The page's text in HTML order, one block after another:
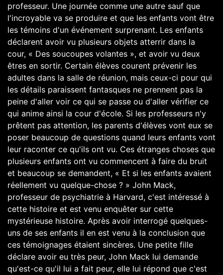
professeur. Une journée comme une autre sauf que
l'incroyable va se produire et que les enfants vont être
les témoins d'un événement surprenant. Les enfants
déclarent avoir vu plusieurs objets atterrir dans la
cour, « Des soucoupes volantes », et avoir vu deux
êtres en sortir. Certain élèves courent prévenir les
adultes dans la salle de réunion, mais ceux-ci pour qui
les détails paraissent fantasques ne prennent pas la
peine d'aller voir ce qui se passe ou d'aller vérifier ce
qui anime ainsi la cour d'école. Si les professeurs n'y
prêtent pas attention, les parents d'élèves vont eux se
poser beaucoup de questions quand leurs enfants vont
leur raconter ce qu'ils ont vu. Ces étranges choses que
plusieurs enfants ont vu commencent à faire du bruit
et beaucoup se demandent, « Et si les enfants avaient
réellement vu quelque-chose ? » John Mack,
professeur de psychiatrie à Harvard, c'est intéressé à
cette histoire et est venu enquêter sur cette
mystérieuse histoire. Après avoir interrogé quelques-
uns de ses enfants il en est venu à la conclusion que
ces témoignages étaient sincères. Une petite fille
déclare avoir eu très peur, John Mack lui demande
qu'est-ce qu'il lui a fait peur, elle lui répond que c'est